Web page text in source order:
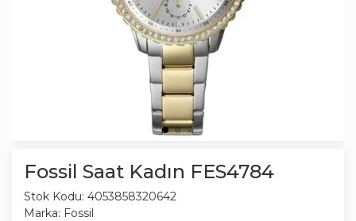
Fossil Saat Kadın FES4784
Stok Kodu: 4053858320642
Marka: Fossil